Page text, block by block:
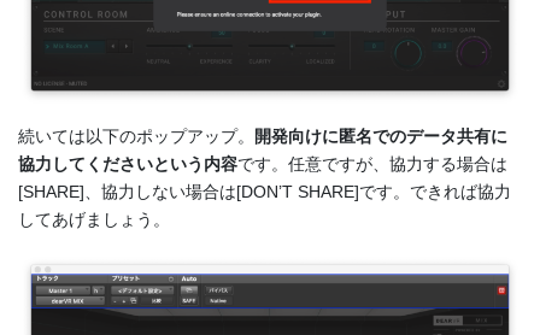
続いては以下のポップアップ。
開発向けに匿名でのデータ共有に
協力してくださいという内容です。任意ですが、協力する場合は
[SHARE]、協力しない場合は[DON’T SHARE]です。できれば協力
してあげましょう。